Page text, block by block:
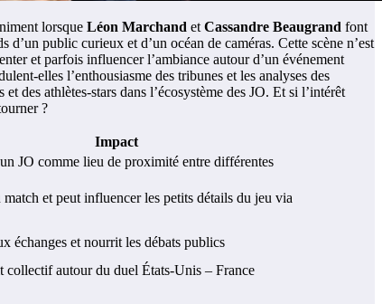
lorsque Léon Marchand etCassandre Beaugrand font
public curieux et d’un océan de caméras. Cette scène n’est
et parfois influencer l’ambiance autour d’un événement
elles l’enthousiasme des tribunes et les analyses des
des athlètes-stars dans l’écosystème des JO. Et si l’intérêt
?
Impact
JO comme lieu de proximité entre différentes
match et peut influencer les petits détails du jeu via
échanges et nourrit les débats publics
collectif autour du duel États-Unis – France